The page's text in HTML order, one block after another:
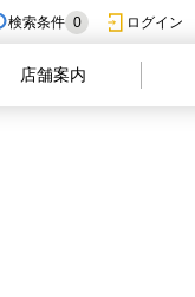
検索条件 0 ログイン
店舗案内